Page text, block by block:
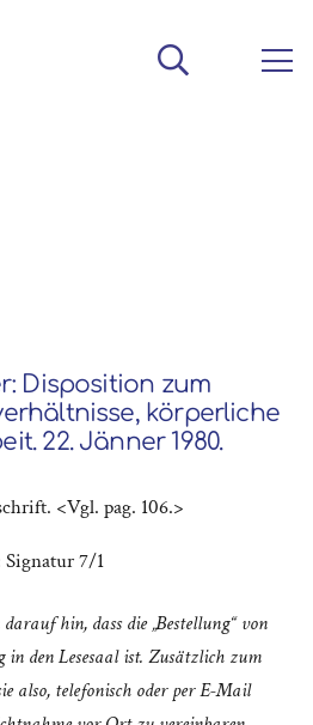
Disposition zum
körperliche
22. Jänner 1980.
<Vgl. pag. 106.>
7/1
hin, dass die „Bestellung“ von
den Lesesaal ist. Zusätzlich zum
also, telefonisch oder per E-Mail